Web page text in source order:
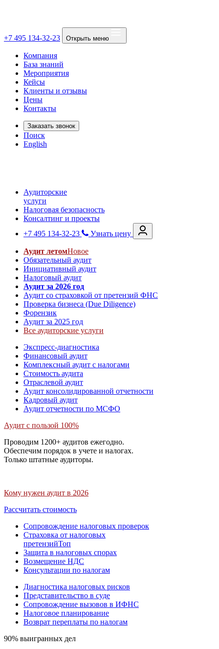
+7 495 134-32-23 Открыть меню
Компания
База знаний
Мероприятия
Кейсы
Клиенты и отзывы
Цены
Контакты
Заказать звонок
Поиск
English
Аудиторские
услуги
Налоговая безопасность
Консалтинг и проекты
+7 495 134-32-23
Узнать цену
Аудит летомНовое
Обязательный аудит
Инициативный аудит
Налоговый аудит
Аудит за 2026 год
Аудит со страховкой от претензий ФНС
Проверка бизнеса (Due Diligence)
Форензик
Аудит за 2025 год
Все аудиторские услуги
Экспресс-диагностика
Финансовый аудит
Комплексный аудит с налогами
Стоимость аудита
Отраслевой аудит
Аудит консолидированной отчетности
Кадровый аудит
Аудит отчетности по МСФО
Аудит с пользой 100%
Проводим 1200+ аудитов ежегодно.
Обеспечим порядок в учете и налогах.
Только штатные аудиторы.
Кому нужен аудит в 2026
Рассчитать стоимость
Сопровождение налоговых проверок
Страховка от налоговых
претензийТоп
Защита в налоговых спорах
Возмещение НДС
Консультации по налогам
Диагностика налоговых рисков
Представительство в суде
Сопровождение вызовов в ИФНС
Налоговое планирование
Возврат переплаты по налогам
90% выигранных дел